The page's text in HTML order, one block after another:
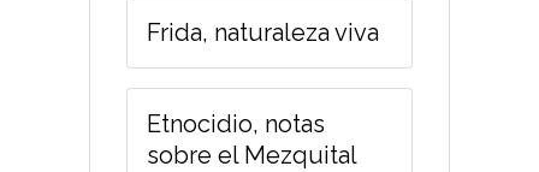
Frida, naturaleza viva
Etnocidio, notas
sobre el Mezquital